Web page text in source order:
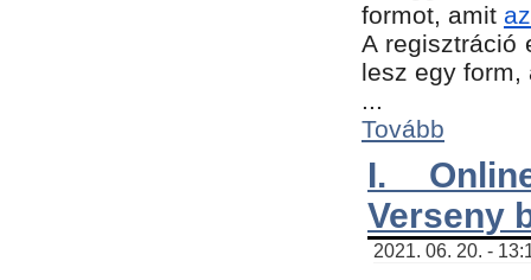
formot, amit
A regisztráció
lesz egy
...
Tovább
I.
Verseny
2021. 06. 20. -